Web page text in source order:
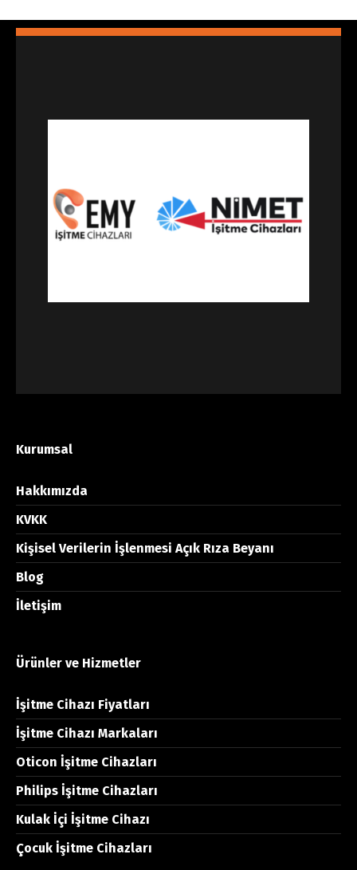
Kurumsal
Hakkımızda
KVKK
Kişisel Verilerin İşlenmesi Açık Rıza Beyanı
Blog
İletişim
Ürünler ve Hizmetler
İşitme Cihazı Fiyatları
İşitme Cihazı Markaları
Oticon İşitme Cihazları
Philips İşitme Cihazları
Kulak İçi İşitme Cihazı
Çocuk İşitme Cihazları